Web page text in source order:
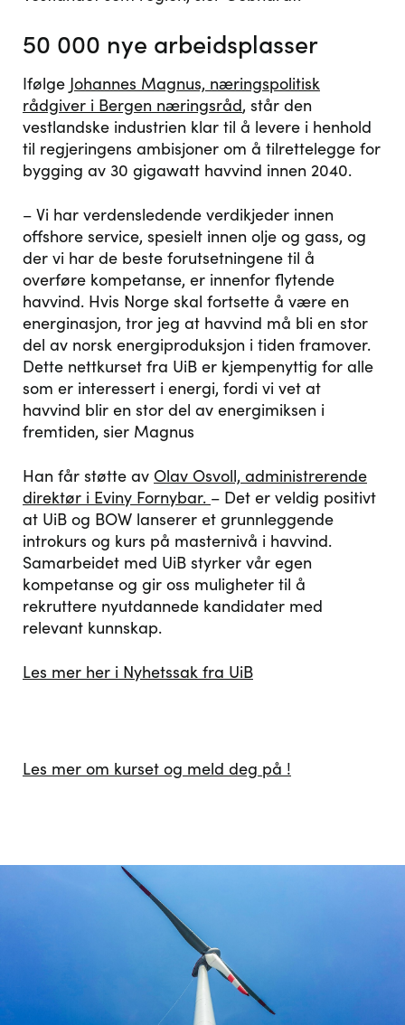
50 000 nye arbeidsplasser
Ifølge Johannes Magnus, næringspolitisk
rådgiver i Bergen næringsråd, står den
vestlandske industrien klar til å levere i henhold
til regjeringens ambisjoner om å tilrettelegge for
bygging av 30 gigawatt havvind innen 2040.
– Vi har verdensledende verdikjeder innen
offshore service, spesielt innen olje og gass, og
der vi har de beste forutsetningene til å
overføre kompetanse, er innenfor flytende
havvind. Hvis Norge skal fortsette å være en
energinasjon, tror jeg at havvind må bli en stor
del av norsk energiproduksjon i tiden framover.
Dette nettkurset fra UiB er kjempenyttig for alle
som er interessert i energi, fordi vi vet at
havvind blir en stor del av energimiksen i
fremtiden, sier Magnus
Han får støtte av Olav Osvoll, administrerende
direktør i Eviny Fornybar. – Det er veldig positivt
at UiB og BOW lanserer et grunnleggende
introkurs og kurs på masternivå i havvind.
Samarbeidet med UiB styrker vår egen
kompetanse og gir oss muligheter til å
rekruttere nyutdannede kandidater med
relevant kunnskap.
Les mer her i Nyhetssak fra UiB
Les mer om kurset og meld deg på !